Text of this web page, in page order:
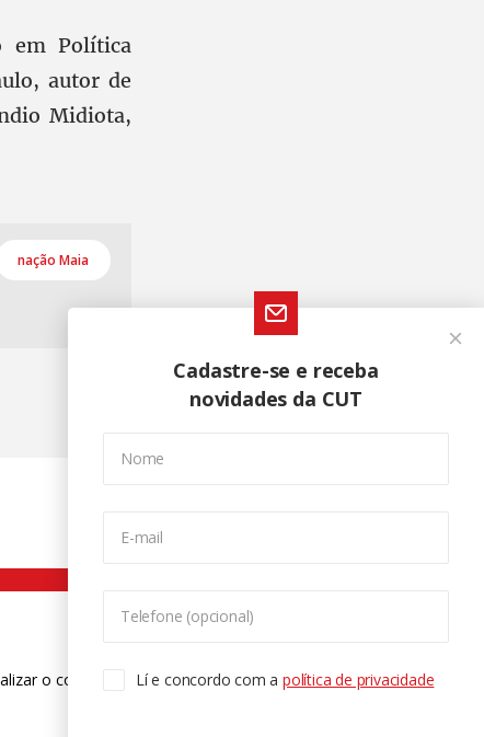
em Política
autor de
Midiota,
nação Maia
Cadastre-se e receba
novidades da CUT
Nome
E-mail
Telefone (opcional)
Lí e concordo com apolítica de privacidade
o conteúdo. Para saber mais